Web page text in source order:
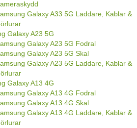
Galaxy A33 5G Laddare, Kablar &
Galaxy A23 5G
Galaxy A23 5G Fodral
Galaxy A23 5G Skal
Galaxy A23 5G Laddare, Kablar &
Galaxy A13 4G
Galaxy A13 4G Fodral
Galaxy A13 4G Skal
Galaxy A13 4G Laddare, Kablar &